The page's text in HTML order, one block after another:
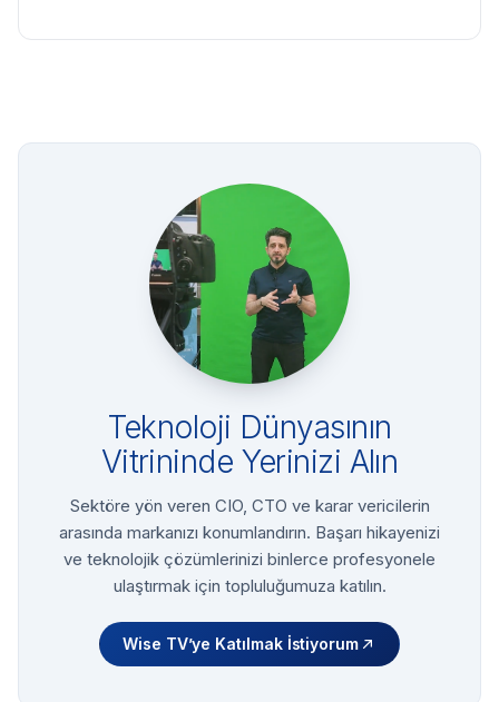
Teknoloji Dünyasının
Vitrininde Yerinizi Alın
Sektöre yön veren CIO, CTO ve karar vericilerin
arasında markanızı konumlandırın. Başarı hikayenizi
ve teknolojik çözümlerinizi binlerce profesyonele
ulaştırmak için topluluğumuza katılın.
Wise TV’ye Katılmak İstiyorum